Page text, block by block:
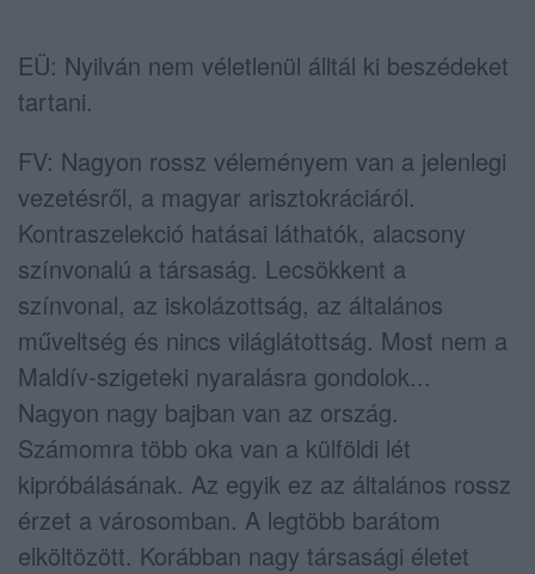
EÜ: Nyilván nem véletlenül álltál ki beszédeket
tartani.
FV: Nagyon rossz véleményem van a jelenlegi
vezetésről, a magyar arisztokráciáról.
Kontraszelekció hatásai láthatók, alacsony
színvonalú a társaság. Lecsökkent a
színvonal, az iskolázottság, az általános
műveltség és nincs világlátottság. Most nem a
Maldív-szigeteki nyaralásra gondolok...
Nagyon nagy bajban van az ország.
Számomra több oka van a külföldi lét
kipróbálásának. Az egyik ez az általános rossz
érzet a városomban. A legtöbb barátom
elköltözött. Korábban nagy társasági életet